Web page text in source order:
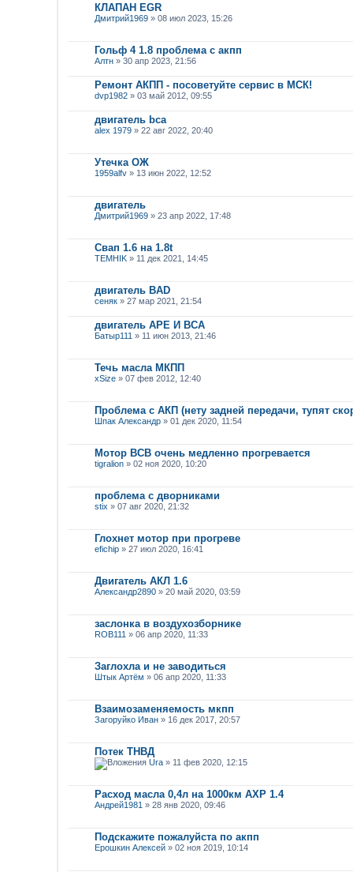
КЛАПАН EGR
Дмитрий1969 » 08 июл 2023, 15:26
Гольф 4 1.8 проблема с акпп
Алтн » 30 апр 2023, 21:56
Ремонт АКПП - посоветуйте сервис в МСК!
dvp1982 » 03 май 2012, 09:55
двигатель bca
alex 1979 » 22 авг 2022, 20:40
Утечка ОЖ
1959alfv » 13 июн 2022, 12:52
двигатель
Дмитрий1969 » 23 апр 2022, 17:48
Свап 1.6 на 1.8t
TEMHIK » 11 дек 2021, 14:45
двигатель BAD
сеняк » 27 мар 2021, 21:54
двигатель APE И BCA
Батыр111 » 11 июн 2013, 21:46
Течь масла МКПП
xSize » 07 фев 2012, 12:40
Проблема с АКП (нету задней передачи, тупят
Шпак Александр » 01 дек 2020, 11:54
Мотор BCB очень медленно прогревается
tigralion » 02 ноя 2020, 10:20
проблема с дворниками
stix » 07 авг 2020, 21:32
Глохнет мотор при прогреве
efichip » 27 июл 2020, 16:41
Двигатель АКЛ 1.6
Александр2890 » 20 май 2020, 03:59
заслонка в воздухозборнике
ROB111 » 06 апр 2020, 11:33
Заглохла и не заводиться
Штык Артём » 06 апр 2020, 11:33
Взаимозаменяемость мкпп
Загоруйко Иван » 16 дек 2017, 20:57
Потек ТНВД
Ura » 11 фев 2020, 12:15
Расход масла 0,4л на 1000км AXP 1.4
Андрей1981 » 28 янв 2020, 09:46
Подскажите пожалуйста по акпп
Ерошкин Алексей » 02 ноя 2019, 10:14